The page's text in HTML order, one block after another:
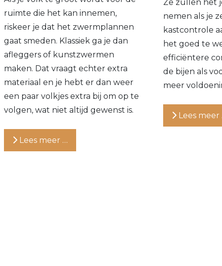
ruimte die het kan innemen,
riskeer je dat het zwermplannen
gaat smeden. Klassiek ga je dan
afleggers of kunstzwermen
maken. Dat vraagt echter extra
materiaal en je hebt er dan weer
een paar volkjes extra bij om op te
volgen, wat niet altijd gewenst is.
Lees meer …
Ze zullen het
nemen als je
kastcontrole
het goed te
efficiëntere
de bijen als
meer
Lees meer